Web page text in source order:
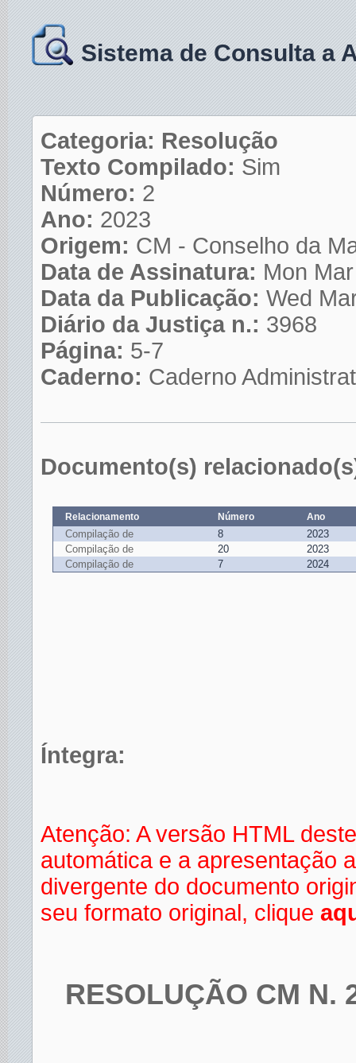
Sistema de Consulta a
Categoria: Resolução
Texto Compilado: Sim
Número: 2
Ano: 2023
Origem: CM - Conselho da
Data de Assinatura: Mon
Data da Publicação: Wed
Diário da Justiça n.: 3968
Página: 5-7
Caderno: Caderno
Documento(s)
Relacionamento Número Ano
Compilação de 8
2023
Compilação de
20
2023
Compilação de
7 2024
Íntegra:
Atenção: A versão HTML
automática e a apresentação
divergente do documento
seu formato original, clique
RESOLUÇÃO CM N.